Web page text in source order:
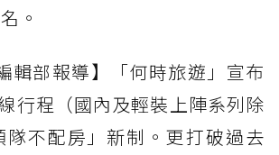
。
輯部報導】「何時旅遊」宣布
行程（國內及輕裝上陣系列除
隊不配房」新制。更打破過去